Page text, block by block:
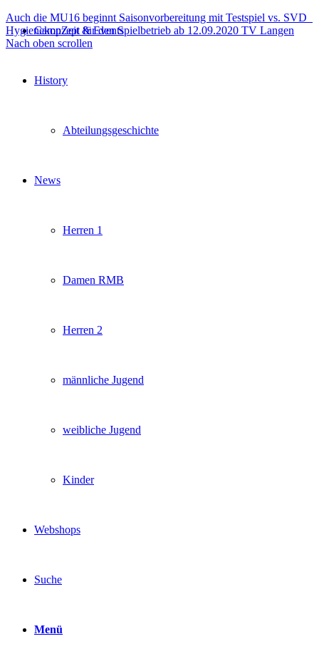
CampZeit & Events
History
Abteilungsgeschichte
News
Herren 1
Damen RMB
Herren 2
männliche Jugend
weibliche Jugend
Kinder
Webshops
Suche
Menü
Auch die MU16 beginnt Saisonvorbereitung mit Testspiel vs. SVD
Hygienekonzept für den Spielbetrieb ab 12.09.2020 TV Langen
Nach oben scrollen